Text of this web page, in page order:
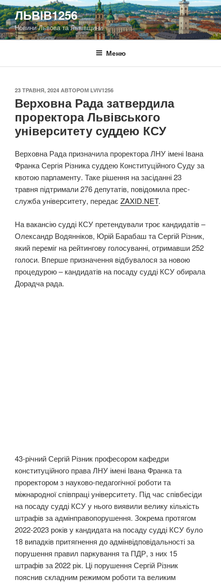
Перейти
до
вмісту
ЛЬВІВ1256
Новини Львова та Львівщини
Меню
ОПУБЛІКОВАНО
23 ТРАВНЯ, 2024 АВТОРОМ LVIV1256
Верховна Рада затвердила
проректора Львівського
університету суддею КСУ
Верховна Рада призначила проректора ЛНУ імені Івана
Франка Сергія Різника суддею Конституційного Суду за
квотою парламенту. Таке рішення на засіданні 23
травня підтримали 276 депутатів, повідомила прес-
служба університету, передає ZAXID.NET.
На вакансію судді КСУ претендували троє кандидатів –
Олександр Водянніков, Юрій Барабаш та Сергій Різник,
який переміг на рейтингову голосуванні, отримавши 252
голоси. Вперше призначення відбувалося за новою
процедурою – кандидатів на посаду судді КСУ обирала
Дорадча рада.
43-річний Сергій Різник професором кафедри
конституційного права ЛНУ імені Івана Франка та
проректором з науково-педагогічної роботи та
міжнародної співпраці університету. Під час співбесіди
на посаду судді КСУ у нього виявили велику кількість
штрафів за адмінправопорушення. Зокрема протягом
2022-2023 років у кандидата на посаду судді КСУ було
18 випадків притягнення до адмінвідповідальності за
порушення правил паркування та ПДР, з них 15
штрафів за 2022 рік. Ці порушення Сергій Різник
пояснив складним режимом роботи та великим